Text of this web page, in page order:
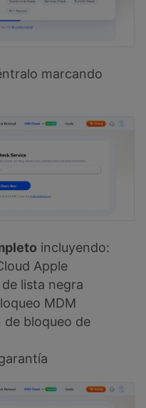
marcando
incluyendo:
Apple
lista negra
MDM
bloqueo de